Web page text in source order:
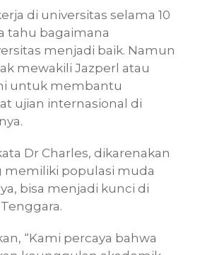
di universitas selama 10
tahu bagaimana
menjadi baik. Namun
mewakili Jazperl atau
untuk membantu
ujian internasional di
Dr Charles, dikarenakan
memiliki populasi muda
bisa menjadi kunci di
“Kami percaya bahwa